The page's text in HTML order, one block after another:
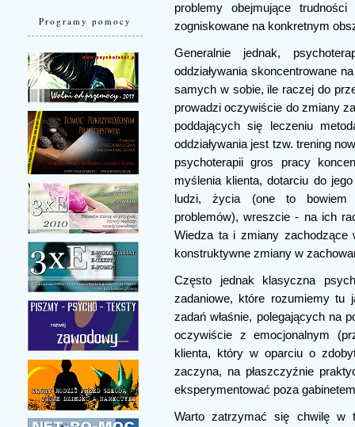
Programy pomocy
problemy obejmujące
zogniskowane na konkretnym
Generalnie jednak,
oddziaływania skoncentrowane
samych w sobie, ile raczej do
prowadzi oczywiście do zmiany
poddających się leczeniu
oddziaływania jest tzw. trening
psychoterapii gros pracy
myślenia klienta, dotarciu do
ludzi, życia (one to bowiem
problemów), wreszcie - na ich
Wiedza ta i zmiany zachodzące
konstruktywne zmiany w
Często jednak klasyczna
zadaniowe, które rozumiemy tu
zadań właśnie, polegających na
oczywiście z emocjonalnym
klienta, który w oparciu o
zaczyna, na płaszczyźnie
eksperymentować poza
Warto zatrzymać się chwilę w